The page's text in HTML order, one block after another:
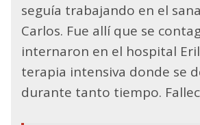
seguía trabajando en el
Carlos. Fue allí que se
internaron en el hospital
terapia intensiva donde se
durante tanto tiempo.